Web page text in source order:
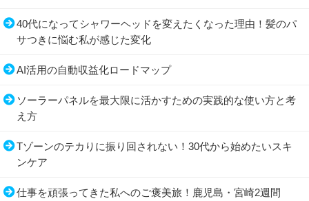
40代になってシャワーヘッドを変えたくなった理由！髪のパ
サつきに悩む私が感じた変化
AI活用の自動収益化ロードマップ
ソーラーパネルを最大限に活かすための実践的な使い方と考
え方
Tゾーンのテカりに振り回されない！30代から始めたいスキ
ンケア
仕事を頑張ってきた私へのご褒美旅！鹿児島・宮崎2週間